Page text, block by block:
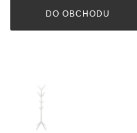
DO OBCHODU